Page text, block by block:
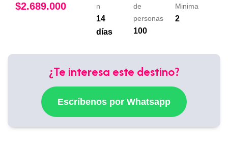
$2.689.000
n
14
días
de
personas
100
Minima
2
¿Te interesa este destino?
Escríbenos por Whatsapp